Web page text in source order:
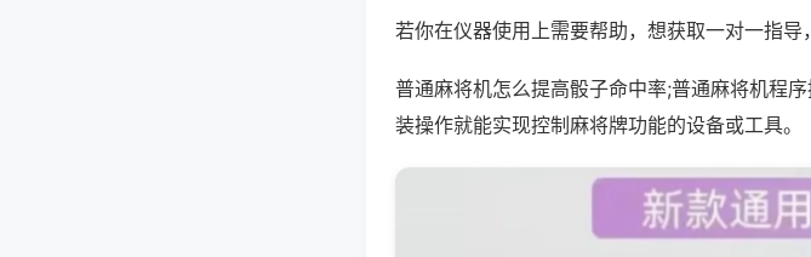
若你在仪器使用上需要帮助，想获取一对一指
普通麻将机怎么提高骰子命中率;普通麻将机程
装操作就能实现控制麻将牌功能的设备或工具。